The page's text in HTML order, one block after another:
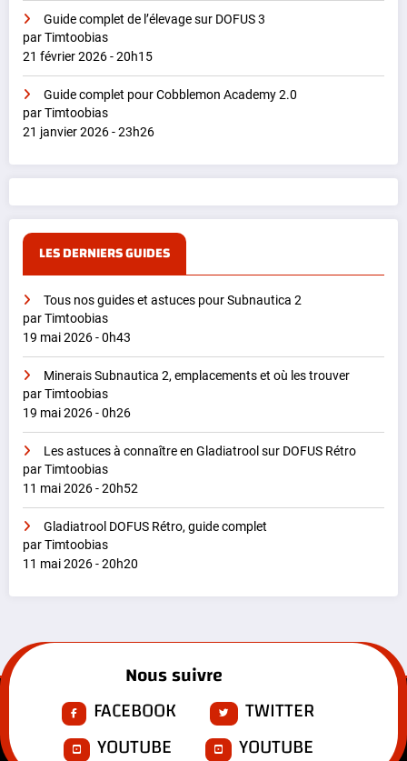
Guide complet de l’élevage sur DOFUS 3
par Timtoobias
21 février 2026 - 20h15
Guide complet pour Cobblemon Academy 2.0
par Timtoobias
21 janvier 2026 - 23h26
LES DERNIERS GUIDES
Tous nos guides et astuces pour Subnautica 2
par Timtoobias
19 mai 2026 - 0h43
Minerais Subnautica 2, emplacements et où les trouver
par Timtoobias
19 mai 2026 - 0h26
Les astuces à connaître en Gladiatrool sur DOFUS Rétro
par Timtoobias
11 mai 2026 - 20h52
Gladiatrool DOFUS Rétro, guide complet
par Timtoobias
11 mai 2026 - 20h20
Nous suivre
FACEBOOK
TWITTER
YOUTUBE
YOUTUBE